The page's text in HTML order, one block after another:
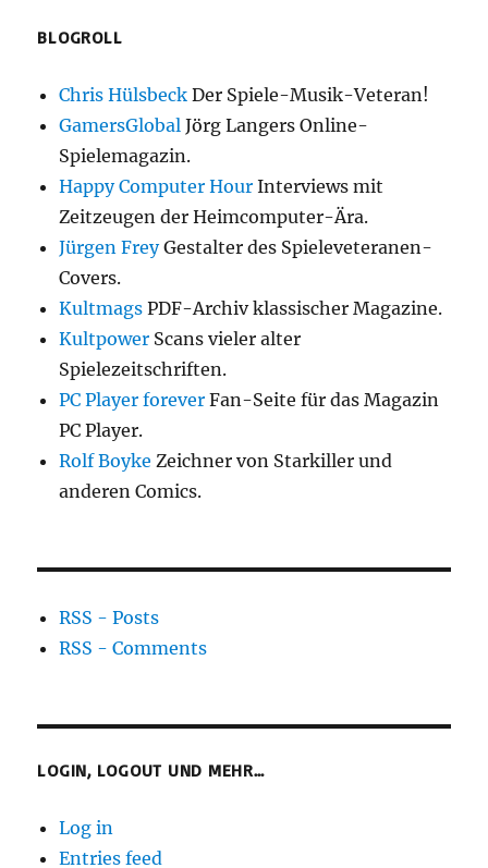
BLOGROLL
Chris Hülsbeck Der Spiele-Musik-Veteran!
GamersGlobal Jörg Langers Online-
Spielemagazin.
Happy Computer Hour Interviews mit
Zeitzeugen der Heimcomputer-Ära.
Jürgen FreyGestalter des Spieleveteranen-
Covers.
Kultmags PDF-Archiv klassischer Magazine.
Kultpower Scans vieler alter
Spielezeitschriften.
PC Player forever Fan-Seite für das Magazin
PC Player.
Rolf Boyke Zeichner von Starkiller und
anderen Comics.
RSS - Posts
RSS - Comments
LOGIN, LOGOUT UND MEHR…
Log in
Entries feed